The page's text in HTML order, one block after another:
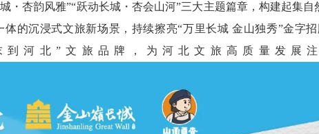
・杏韵风雅”“跃动长城・杏会山河”三大主题篇章，构建起集自
的沉浸式文旅新场景，持续擦亮“万里长城 金山独秀”金字
到河北”文旅品牌，为河北文旅高质量发展注